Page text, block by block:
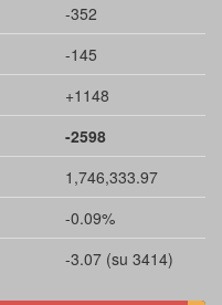
-352
-145
+1148
-2598
1,746,333.97
-0.09%
-3.07 (su 3414)